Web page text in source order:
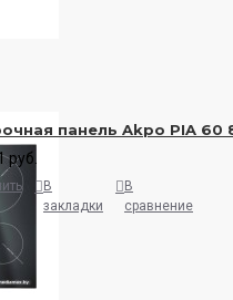
панель Akpo PIA 60
руб.
В
закладки
В
сравнение